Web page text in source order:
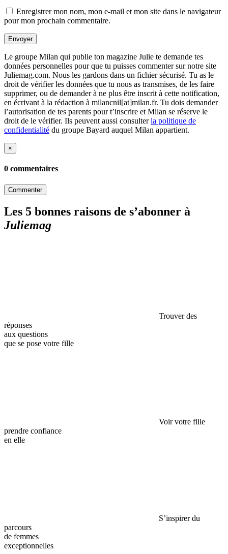
Enregistrer mon nom, mon e-mail et mon site dans le navigateur
pour mon prochain commentaire.
Envoyer
Le groupe Milan qui publie ton magazine Julie te demande tes
données personnelles pour que tu puisses commenter sur notre site
Juliemag.com. Nous les gardons dans un fichier sécurisé. Tu as le
droit de vérifier les données que tu nous as transmises, de les faire
supprimer, ou de demander à ne plus être inscrit à cette notification,
en écrivant à la rédaction à milancnil[at]milan.fr. Tu dois demander
l’autorisation de tes parents pour t’inscrire et Milan se réserve le
droit de le vérifier. Ils peuvent aussi consulterla politique de
confidentialité du groupe Bayard auquel Milan appartient.
×
0 commentaires
Commenter
Les 5 bonnes raisons de s’abonner à
Juliemag
Trouver des
réponses
aux questions
que se pose votre fille
Voir votre fille
prendre confiance
en elle
S’inspirer du
parcours
de femmes
exceptionnelles